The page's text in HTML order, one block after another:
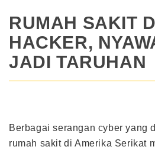
RUMAH SAKIT
HACKER,
JADI TARUHAN
Berbagai serangan cyber yang
rumah sakit di Amerika Serikat